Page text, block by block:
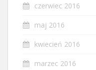
czerwiec 2016
maj 2016
kwiecień 2016
marzec 2016